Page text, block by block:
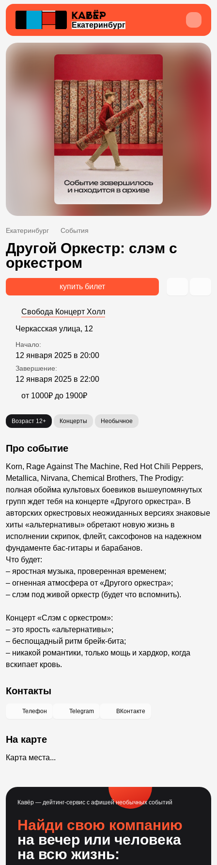
Екатеринбург
Екатеринбург События
Другой Оркестр: слэм с
оркестром
купить билет
Свобода Концерт Холл
Черкасская улица, 12
Начало:
12 января 2025 в 20:00
Завершение:
12 января 2025 в 22:00
от 1000₽ до 1900₽
Возраст 12+ Концерты Необычное
Про событие
Korn, Rage Against The Machine, Red Hot Chili Peppers,
Metallica, Nirvana, Chemical Brothers, The Prodigy:
полная обойма культовых боевиков вышеупомянутых
групп ждет тебя на концерте «Другого оркестра». В
авторских оркестровых неожиданных версиях знаковые
хиты «альтернативы» обретают новую жизнь в
исполнении скрипок, флейт, саксофонов на надежном
фундаменте бас-гитары и барабанов.
Что будет:
– яростная музыка, проверенная временем;
– огненная атмосфера от «Другого оркестра»;
– слэм под живой оркестр (будет что вспомнить).
Концерт «Слэм с оркестром»:
– это ярость «альтернативы»;
– беспощадный ритм брейк-бита;
– никакой романтики, только мощь и хардкор, когда
вскипает кровь.
Контакты
Телефон Telegram ВКонтакте
На карте
Карта места...
Кавёр — дейтинг-сервис с афишей необычных событий
Найди свою компанию
на вечер или человека
на всю жизнь: